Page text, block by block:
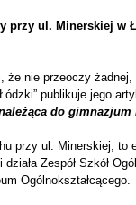
przy ul. Minerskiej w
nie przeoczy żadnej,
publikuje jego
do gimnazjum
przy ul. Minerskiej, to
Zespół Szkół
Ogólnokształcącego.